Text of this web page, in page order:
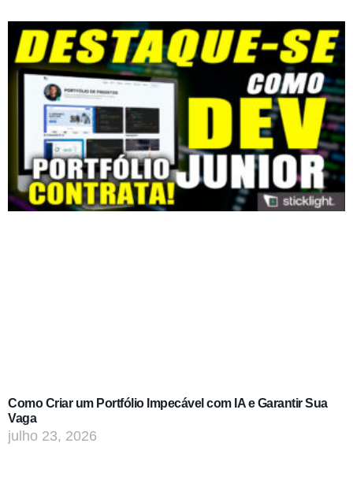
Como Criar um Portfólio Impecável com IA e Garantir Sua
Vaga
julho 23, 2026